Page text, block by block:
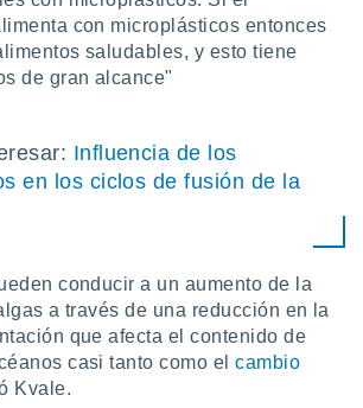
con microplásticos entonces
saludables, y esto tiene
de gran alcance"
Influencia de los
en los ciclos de fusión de la
conducir a un aumento de la
a través de una reducción en la
que afecta el contenido de
casi tanto como elcambio
Kvale.